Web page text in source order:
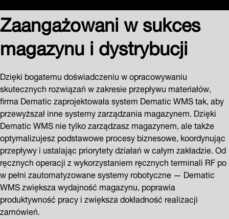
Zaangażowani w sukces
magazynu i dystrybucji
Dzięki bogatemu doświadczeniu w opracowywaniu
skutecznych rozwiązań w zakresie przepływu materiałów,
firma Dematic zaprojektowała system Dematic WMS tak, aby
przewyższał inne systemy zarządzania magazynem. Dzięki
Dematic WMS nie tylko zarządzasz magazynem, ale także
optymalizujesz podstawowe procesy biznesowe, koordynując
przepływy i ustalając priorytety działań w całym zakładzie. Od
ręcznych operacji z wykorzystaniem ręcznych terminali RF po
w pełni zautomatyzowane systemy robotyczne — Dematic
WMS zwiększa wydajność magazynu, poprawia
produktywność pracy i zwiększa dokładność realizacji
zamówień.